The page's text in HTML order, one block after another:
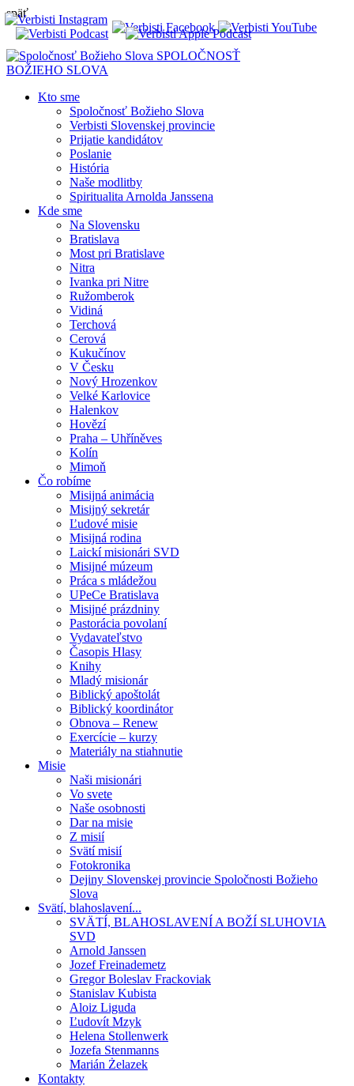
späť
SPOLOČNOSŤ
BOŽIEHO SLOVA
Kto sme
Spoločnosť Božieho Slova
Verbisti Slovenskej provincie
Prijatie kandidátov
Poslanie
História
Naše modlitby
Spiritualita Arnolda Janssena
Kde sme
Na Slovensku
Bratislava
Most pri Bratislave
Nitra
Ivanka pri Nitre
Ružomberok
Vidiná
Terchová
Cerová
Kukučínov
V Česku
Nový Hrozenkov
Velké Karlovice
Halenkov
Hovězí
Praha – Uhříněves
Kolín
Mimoň
Čo robíme
Misijná animácia
Misijný sekretár
Ľudové misie
Misijná rodina
Laickí misionári SVD
Misijné múzeum
Práca s mládežou
UPeCe Bratislava
Misijné prázdniny
Pastorácia povolaní
Vydavateľstvo
Časopis Hlasy
Knihy
Mladý misionár
Biblický apoštolát
Biblický koordinátor
Obnova – Renew
Exercície – kurzy
Materiály na stiahnutie
Misie
Naši misionári
Vo svete
Naše osobnosti
Dar na misie
Z misií
Svätí misií
Fotokronika
Dejiny Slovenskej provincie Spoločnosti Božieho
Slova
Svätí, blahoslavení...
SVÄTÍ, BLAHOSLAVENÍ A BOŽÍ SLUHOVIA
SVD
Arnold Janssen
Jozef Freinademetz
Gregor Boleslav Frackoviak
Stanislav Kubista
Aloiz Liguda
Ľudovít Mzyk
Helena Stollenwerk
Jozefa Stenmanns
Marián Żelazek
Kontakty